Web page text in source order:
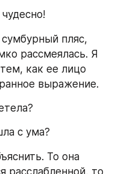
пляс,
рассмеялась. Я
как ее лицо
выражение.
с ума?
То она
расслабленной, то